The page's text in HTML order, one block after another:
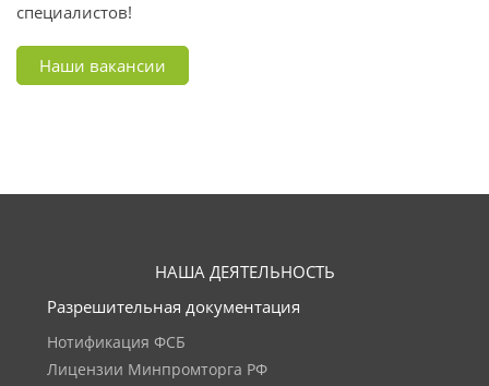
специалистов!
Наши вакансии
НАША ДЕЯТЕЛЬНОСТЬ
Разрешительная документация
Нотификация ФСБ
Лицензии Минпромторга РФ